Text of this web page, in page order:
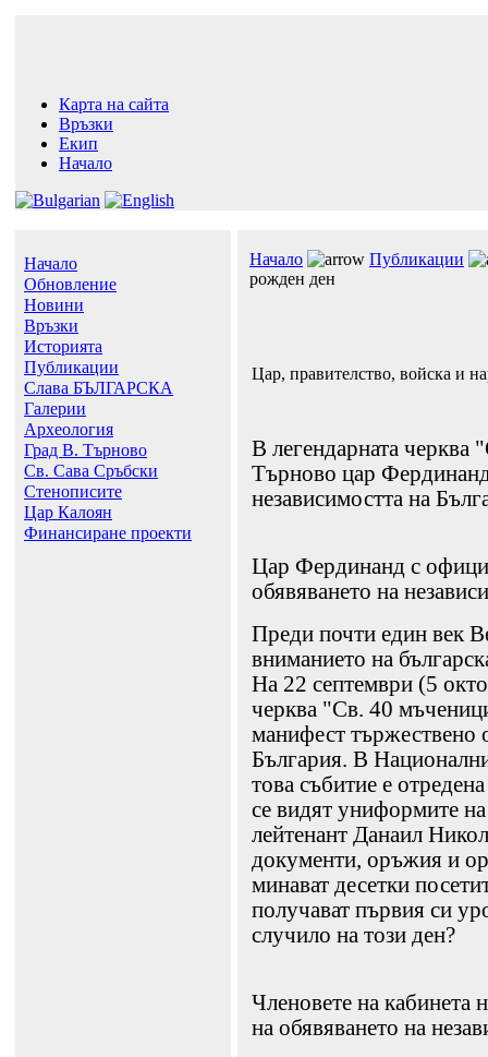
Карта на сайта
Връзки
Екип
Начало
Начало
Обновление
Новини
Връзки
Историята
Публикации
Слава БЪЛГАРСКА
Галерии
Археология
Град В. Търново
Св. Сава Сръбски
Стенописите
Цар Калоян
Финансиране проекти
Начало
Публикации
рожден ден
Цар, правителство, войска и
В легендарната
Търново цар
независимостта на
Цар Фердинанд с
обявяването на
Преди почти един век
вниманието на
На 22 септември (5
черква "Св. 40
манифест тържествено
България. В
това събитие е
се видят униформите
лейтенант Данаил
документи, оръжия и
минават десетки
получават първия си
случило на този ден?
Членовете на
на обявяването на